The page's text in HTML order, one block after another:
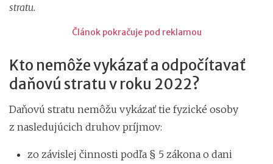
stratu.
Článok pokračuje pod reklamou
Kto nemôže vykázať a odpočítavať
daňovú stratu v roku 2022?
Daňovú stratu nemôžu vykázať tie fyzické osoby
z nasledujúcich druhov príjmov:
zo závislej činnosti podľa § 5 zákona o dani